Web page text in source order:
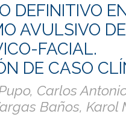
DEFINITIVO
AVULSIVO
FACIAL.
DE CASO
Carlos
Baños, Karol